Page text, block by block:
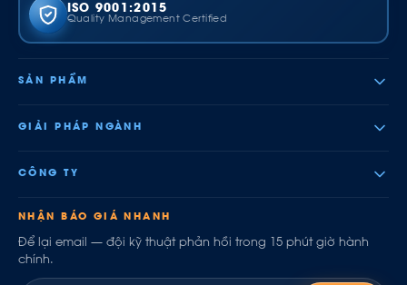
ISO 9001:2015
Quality Management Certified
SẢN PHẨM
GIẢI PHÁP NGÀNH
CÔNG TY
NHẬN BÁO GIÁ NHANH
Để lại email — đội kỹ thuật phản hồi trong 15 phút giờ hành
chính.